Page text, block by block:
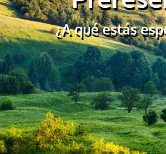
¿A qué estás